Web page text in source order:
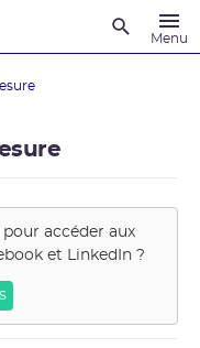
Menu
accéder aux
et LinkedIn ?